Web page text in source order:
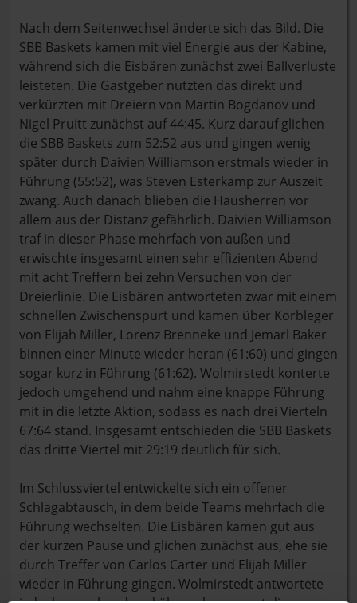
Nach dem Seitenwechsel änderte sich das Bild. Die
SBB Baskets kamen mit viel Energie aus der Kabine,
während sich die Eisbären zunächst zwei Ballverluste
leisteten. Die Gastgeber nutzten das direkt und
verkürzten mit Dreiern von Martin Bogdanov und
Nigel Pruitt zunächst auf 44:45. Kurz darauf glichen
die SBB Baskets zum 52:52 aus und gingen wenig
später durch Daivien Williamson erstmals wieder in
Führung (55:52), was Steven Esterkamp zur Auszeit
zwang. Auch danach blieben die Hausherren vor
allem aus der Distanz gefährlich. Daivien Williamson
traf in dieser Phase mehrfach von außen und
erwischte insgesamt einen sehr effizienten Abend
mit acht Treffern bei zehn Versuchen von der
Dreierlinie. Die Eisbären antworteten zwar mit einem
schnellen Zwischenspurt und kamen über Korbleger
von Elijah Miller, Lorenz Brenneke und Jemarl Baker
binnen einer Minute wieder heran (61:60) und gingen
sogar kurz in Führung (61:62). Wolmirstedt konterte
jedoch umgehend und nahm eine knappe Führung
mit in die letzte Aktion, sodass es nach drei Vierteln
67:64 stand. Insgesamt entschieden die SBB Baskets
das dritte Viertel mit 29:19 deutlich für sich.
Im Schlussviertel entwickelte sich ein offener
Schlagabtausch, in dem beide Teams mehrfach die
Führung wechselten. Die Eisbären kamen gut aus
der kurzen Pause und glichen zunächst aus, ehe sie
durch Treffer von Carlos Carter und Elijah Miller
wieder in Führung gingen. Wolmirstedt antwortete